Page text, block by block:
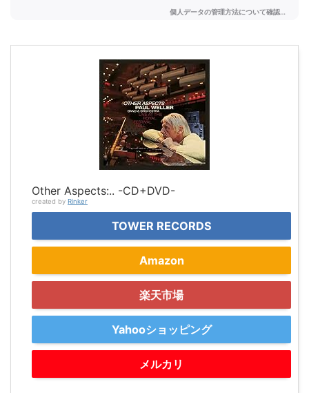
Other Aspects:.. -CD+DVD-
created by Rinker
TOWER RECORDS
Amazon
楽天市場
Yahooショッピング
メルカリ